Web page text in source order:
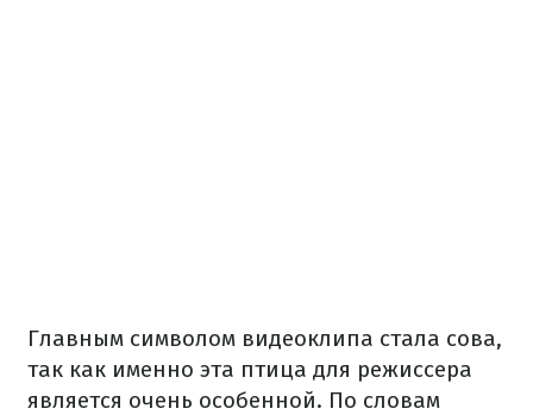
Главным символом видеоклипа стала сова,
так как именно эта птица для режиссера
является очень особенной. По словам